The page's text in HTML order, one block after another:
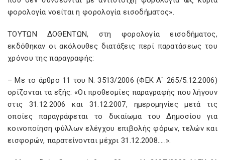
φορολογία νοείται η φορολογία εισοδήματος».
ΤΟΥΤΩΝ ΔΟΘΕΝΤΩΝ, στη φορολογία εισοδήματος,
εκδόθηκαν οι ακόλουθες διατάξεις περί παρατάσεως του
χρόνου της παραγραφής:
– Με το άρθρο 11 του Ν. 3513/2006 (ΦΕΚ Α` 265/5.12.2006)
ορίζονται τα εξής: «Οι προθεσμίες παραγραφής που λήγουν
στις 31.12.2006 και 31.12.2007, ημερομηνίες μετά τις
οποίες παραγράφεται το δικαίωμα του Δημοσίου για
κοινοποίηση φύλλων ελέγχου επιβολής φόρων, τελών και
εισφορών, παρατείνονται μέχρι 31.12.2008…..».